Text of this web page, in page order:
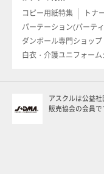
コピー用紙特集
トナ
パーテーション(パーテ
ダンボール専門ショップ
白衣・介護ユニフォー
アスクルは公益
販売協会の会員で